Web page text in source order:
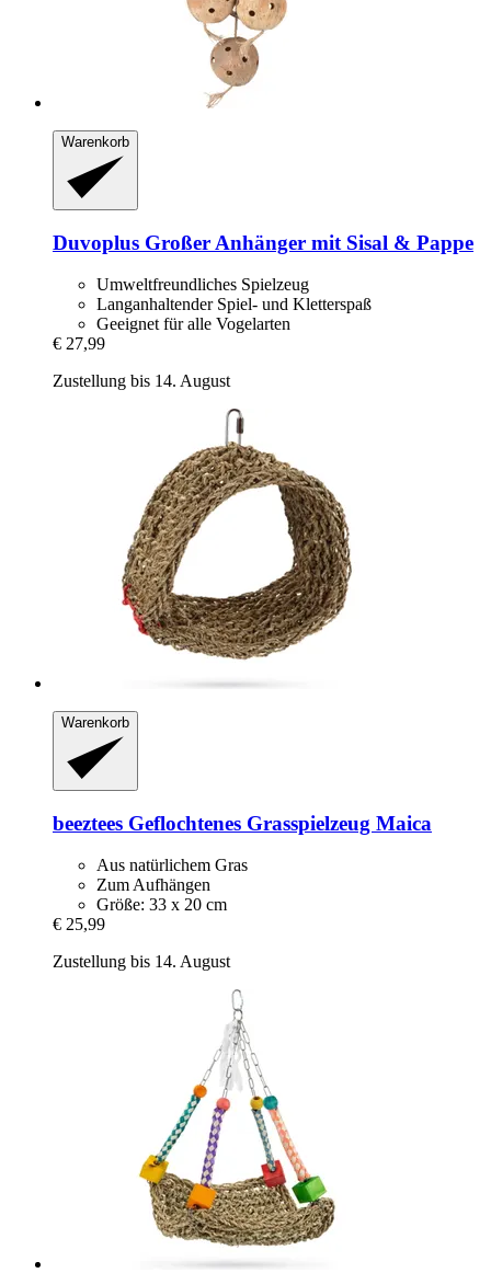
Warenkorb
Duvoplus Großer Anhänger mit Sisal & Pappe
Umweltfreundliches Spielzeug
Langanhaltender Spiel- und Kletterspaß
Geeignet für alle Vogelarten
€ 27,99
Zustellung bis 14. August
Warenkorb
beeztees Geflochtenes Grasspielzeug Maica
Aus natürlichem Gras
Zum Aufhängen
Größe: 33 x 20 cm
€ 25,99
Zustellung bis 14. August